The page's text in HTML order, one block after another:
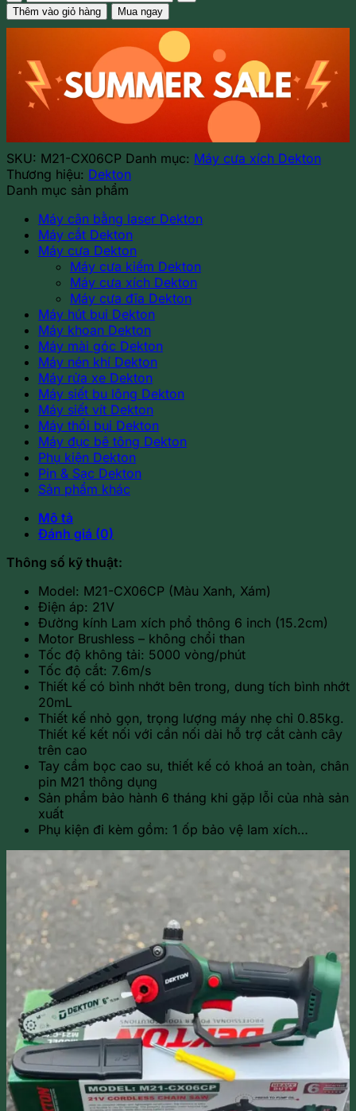
cưa
xích
6
inch
Dekton
số
lượng
Thêm vào giỏ hàng Mua ngay
SKU: M21-CX06CP Danh mục: Máy cưa xích Dekton
Thương hiệu: Dekton
Danh mục sản phẩm
Máy cân bằng laser Dekton
Máy cắt Dekton
Máy cưa Dekton
Máy cưa kiếm Dekton
Máy cưa xích Dekton
Máy cưa đĩa Dekton
Máy hút bụi Dekton
Máy khoan Dekton
Máy mài góc Dekton
Máy nén khí Dekton
Máy rửa xe Dekton
Máy siết bu lông Dekton
Máy siết vít Dekton
Máy thổi bụi Dekton
Máy đục bê tông Dekton
Phụ kiện Dekton
Pin & Sạc Dekton
Sản phẩm khác
Mô tả
Đánh giá (0)
Thông số kỹ thuật:
Model: M21-CX06CP (Màu Xanh, Xám)
Điện áp: 21V
Đường kính Lam xích phổ thông 6 inch (15.2cm)
Motor Brushless – không chổi than
Tốc độ không tải: 5000 vòng/phút
Tốc độ cắt: 7.6m/s
Thiết kế có bình nhớt bên trong, dung tích bình nhớt
20mL
Thiết kế nhỏ gọn, trọng lượng máy nhẹ chỉ 0.85kg.
Thiết kế kết nối với cần nối dài hỗ trợ cắt cành cây
trên cao
Tay cầm bọc cao su, thiết kế có khoá an toàn, chân
pin M21 thông dụng
Sản phẩm bảo hành 6 tháng khi gặp lỗi của nhà sản
xuất
Phụ kiện đi kèm gồm: 1 ốp bảo vệ lam xích…